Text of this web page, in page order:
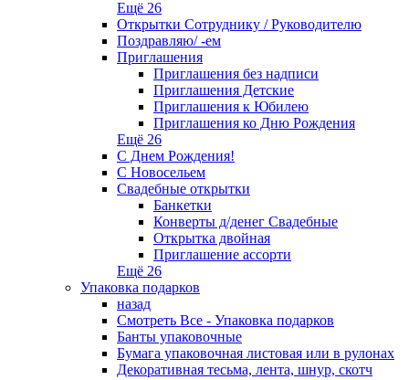
Ещё 26
Открытки Сотруднику / Руководителю
Поздравляю/ -ем
Приглашения
Приглашения без надписи
Приглашения Детские
Приглашения к Юбилею
Приглашения ко Дню Рождения
Ещё 26
С Днем Рождения!
С Новосельем
Свадебные открытки
Банкетки
Конверты д/денег Свадебные
Открытка двойная
Приглашение ассорти
Ещё 26
Упаковка подарков
назад
Смотреть Все - Упаковка подарков
Банты упаковочные
Бумага упаковочная листовая или в рулонах
Декоративная тесьма, лента, шнур, скотч